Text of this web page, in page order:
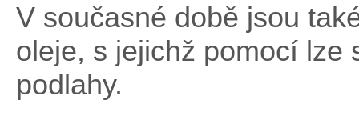
V současné době jsou
oleje, s jejichž pomocí lze
podlahy.